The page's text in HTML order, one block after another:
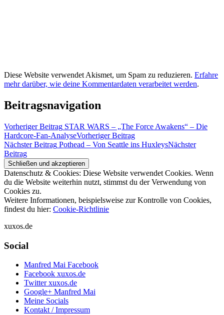
Diese Website verwendet Akismet, um Spam zu reduzieren. Erfahre
mehr darüber, wie deine Kommentardaten verarbeitet werden.
Beitragsnavigation
Vorheriger Beitrag STAR WARS – „The Force Awakens“ – Die
Hardcore-Fan-AnalyseVorheriger Beitrag
Nächster Beitrag Pothead – Von Seattle ins HuxleysNächster
Beitrag
Datenschutz & Cookies: Diese Website verwendet Cookies. Wenn
du die Website weiterhin nutzt, stimmst du der Verwendung von
Cookies zu.
Weitere Informationen, beispielsweise zur Kontrolle von Cookies,
findest du hier: Cookie-Richtlinie
xuxos.de
Social
Manfred Mai Facebook
Facebook xuxos.de
Twitter xuxos.de
Google+ Manfred Mai
Meine Socials
Kontakt / Impressum